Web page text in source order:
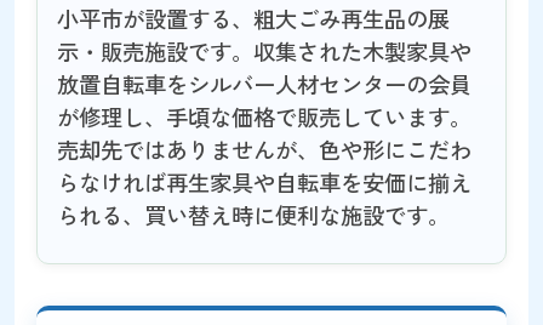
小平市が設置する、粗大ごみ再生品の展
示・販売施設です。収集された木製家具や
放置自転車をシルバー人材センターの会員
が修理し、手頃な価格で販売しています。
売却先ではありませんが、色や形にこだわ
らなければ再生家具や自転車を安価に揃え
られる、買い替え時に便利な施設です。